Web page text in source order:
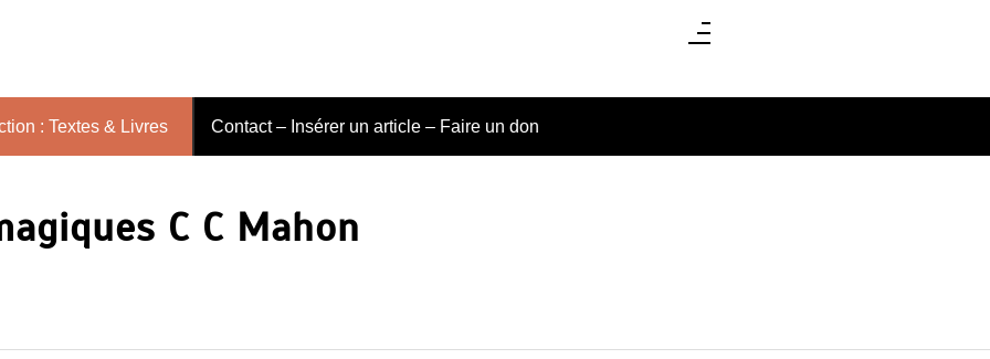
: Textes & Livres Contact – Insérer un article – Faire un don
C C Mahon